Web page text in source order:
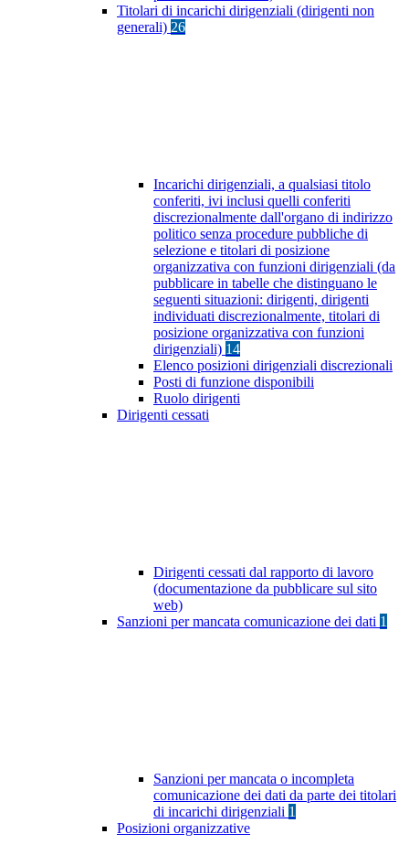
Titolari di incarichi dirigenziali (dirigenti non
generali) 26
Incarichi dirigenziali, a qualsiasi titolo
conferiti, ivi inclusi quelli conferiti
discrezionalmente dall'organo di indirizzo
politico senza procedure pubbliche di
selezione e titolari di posizione
organizzativa con funzioni dirigenziali (da
pubblicare in tabelle che distinguano le
seguenti situazioni: dirigenti, dirigenti
individuati discrezionalmente, titolari di
posizione organizzativa con funzioni
dirigenziali) 14
Elenco posizioni dirigenziali discrezionali
Posti di funzione disponibili
Ruolo dirigenti
Dirigenti cessati
Dirigenti cessati dal rapporto di lavoro
(documentazione da pubblicare sul sito
web)
Sanzioni per mancata comunicazione dei dati 1
Sanzioni per mancata o incompleta
comunicazione dei dati da parte dei titolari
di incarichi dirigenziali 1
Posizioni organizzative